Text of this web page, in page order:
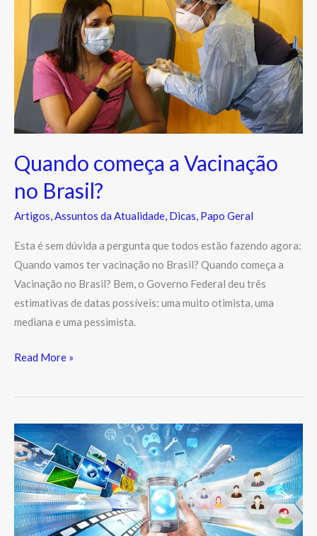
Quando começa a Vacinação
no Brasil?
Artigos,Assuntos da Atualidade, Dicas, Papo Geral
Esta é sem dúvida a pergunta que todos estão fazendo agora:
Quando vamos ter vacinação no Brasil? Quando começa a
Vacinação no Brasil? Bem, o Governo Federal deu três
estimativas de datas possíveis: uma muito otimista, uma
mediana e uma pessimista.
Vacinação
Brasil?
Read More »
Algumas
das
Mudanças
Tecnológicas
e
Culturais